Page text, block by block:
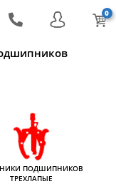
0
ПОДШИПНИКОВ
ТРЕХЛАПЫЕ